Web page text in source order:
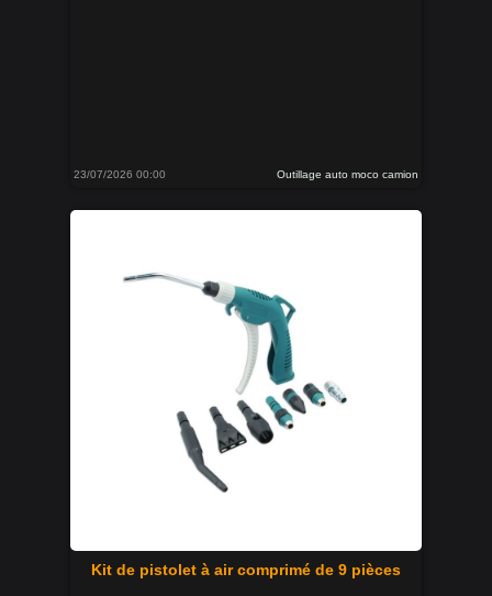
23/07/2026 00:00 Outillage auto moco camion
Kit de pistolet à air comprimé de 9 pièces